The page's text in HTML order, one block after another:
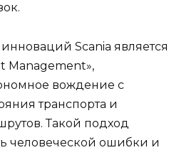
Scania является
Management»,
вождение с
транспорта и
Такой подход
человеческой ошибки и